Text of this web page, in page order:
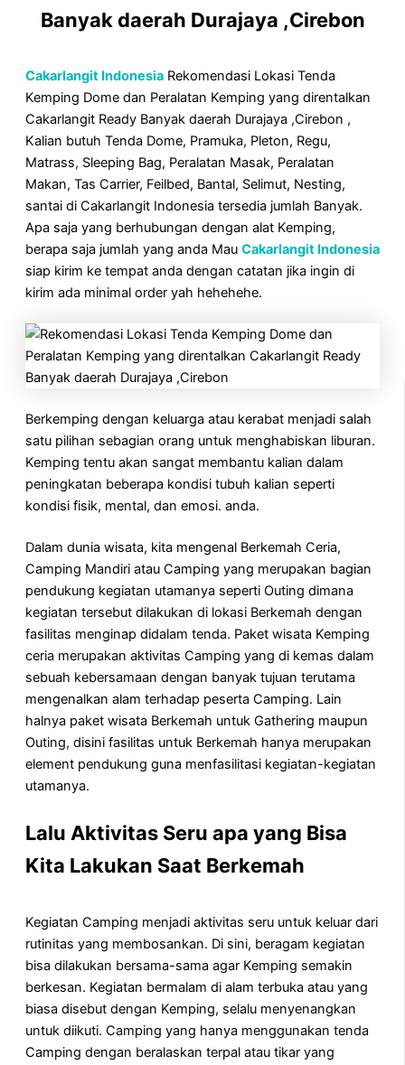
Banyak daerah Durajaya ,Cirebon
Cakarlangit Indonesia Rekomendasi Lokasi Tenda
Kemping Dome dan Peralatan Kemping yang direntalkan
Cakarlangit Ready Banyak daerah Durajaya ,Cirebon ,
Kalian butuh Tenda Dome, Pramuka, Pleton, Regu,
Matrass, Sleeping Bag, Peralatan Masak, Peralatan
Makan, Tas Carrier, Feilbed, Bantal, Selimut, Nesting,
santai di Cakarlangit Indonesia tersedia jumlah Banyak.
Apa saja yang berhubungan dengan alat Kemping,
berapa saja jumlah yang anda Mau Cakarlangit Indonesia
siap kirim ke tempat anda dengan catatan jika ingin di
kirim ada minimal order yah hehehehe.
Berkemping dengan keluarga atau kerabat menjadi salah
satu pilihan sebagian orang untuk menghabiskan liburan.
Kemping tentu akan sangat membantu kalian dalam
peningkatan beberapa kondisi tubuh kalian seperti
kondisi fisik, mental, dan emosi. anda.
Dalam dunia wisata, kita mengenal Berkemah Ceria,
Camping Mandiri atau Camping yang merupakan bagian
pendukung kegiatan utamanya seperti Outing dimana
kegiatan tersebut dilakukan di lokasi Berkemah dengan
fasilitas menginap didalam tenda. Paket wisata Kemping
ceria merupakan aktivitas Camping yang di kemas dalam
sebuah kebersamaan dengan banyak tujuan terutama
mengenalkan alam terhadap peserta Camping. Lain
halnya paket wisata Berkemah untuk Gathering maupun
Outing, disini fasilitas untuk Berkemah hanya merupakan
element pendukung guna menfasilitasi kegiatan-kegiatan
utamanya.
Lalu Aktivitas Seru apa yang Bisa
Kita Lakukan Saat Berkemah
Kegiatan Camping menjadi aktivitas seru untuk keluar dari
rutinitas yang membosankan. Di sini, beragam kegiatan
bisa dilakukan bersama-sama agar Kemping semakin
berkesan. Kegiatan bermalam di alam terbuka atau yang
biasa disebut dengan Kemping, selalu menyenangkan
untuk diikuti. Camping yang hanya menggunakan tenda
Camping dengan beralaskan terpal atau tikar yang